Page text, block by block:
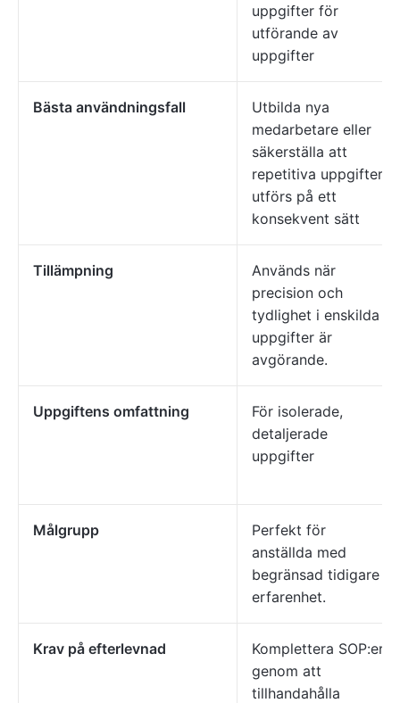
uppgifter för
utförande av
uppgifter
Bästa användningsfall
Utbilda nya
medarbetare eller
säkerställa att
repetitiva uppgifter
utförs på ett
konsekvent sätt
Tillämpning
Används när
precision och
tydlighet i enskilda
uppgifter är
avgörande.
Uppgiftens omfattning
För isolerade,
detaljerade
uppgifter
Målgrupp
Perfekt för
anställda med
begränsad tidigare
erfarenhet.
Krav på efterlevnad
Komplettera SOP:er
genom att
tillhandahålla